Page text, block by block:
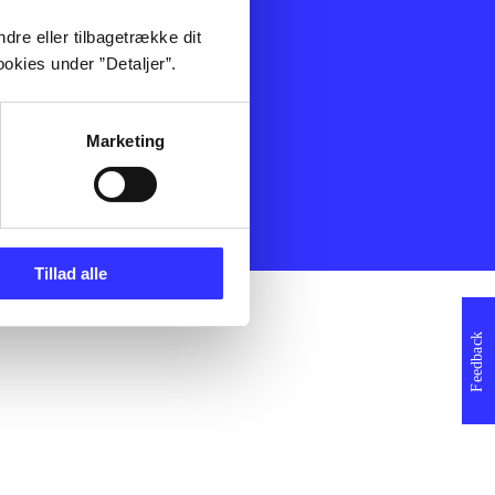
eller tilbagetrække dit
under ”Detaljer”.
Marketing
Tillad alle
Feedback
Film
Musik